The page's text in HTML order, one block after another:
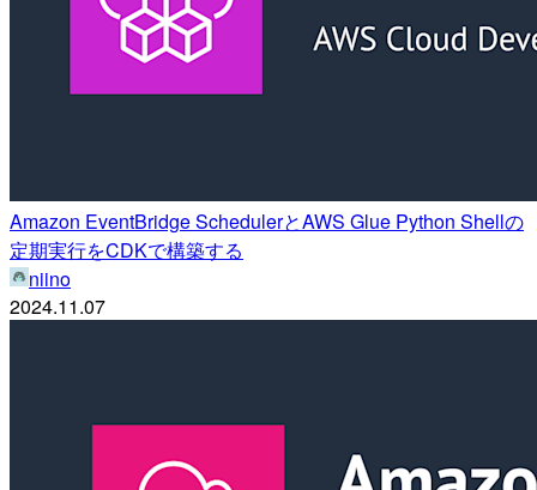
Amazon EventBridge SchedulerとAWS Glue Python Shellの
定期実行をCDKで構築する
niino
2024.11.07